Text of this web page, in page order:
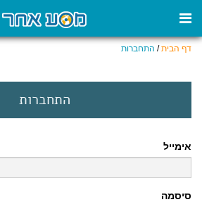
דף הבית/ התחברות
התחברות
אימייל
סיסמה